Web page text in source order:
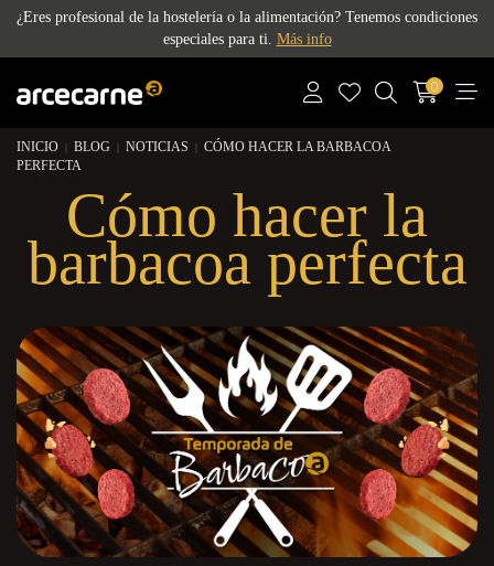
¿Eres profesional de la hostelería o la alimentación? Tenemos condiciones
especiales para ti. Más info
0
INICIO BLOG NOTICIAS
CÓMO HACER LA BARBACOA
PERFECTA
Cómo hacer la
barbacoa perfecta